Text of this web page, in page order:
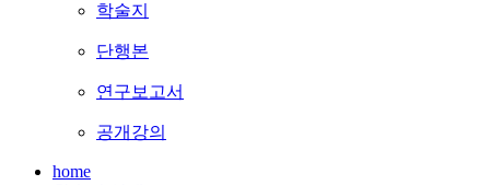
학술지
단행본
연구보고서
공개강의
home